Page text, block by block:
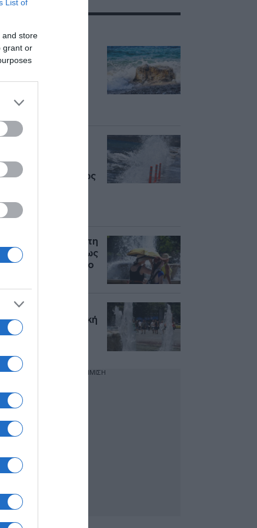
List of
and store
grant orσήμερα:
τα
– Πού
σήμερα:
και
βοριάδες έως
σήμερα: Ζέστη
ισχυροί άνεμοι έως
μποφόρ στο Αιγαίο
σήμερα:
και αφρικανική
– Πού μπορεί
ΔΙΑΦΗΜΙΣΗ